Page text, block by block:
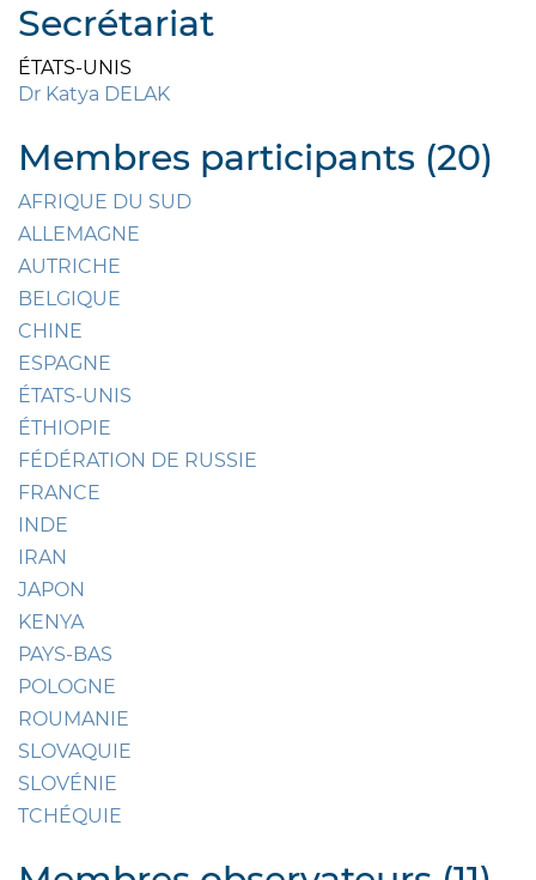
Secrétariat
ÉTATS-UNIS
Dr Katya DELAK
Membres participants (20)
AFRIQUE DU SUD
ALLEMAGNE
AUTRICHE
BELGIQUE
CHINE
ESPAGNE
ÉTATS-UNIS
ÉTHIOPIE
FÉDÉRATION DE RUSSIE
FRANCE
INDE
IRAN
JAPON
KENYA
PAYS-BAS
POLOGNE
ROUMANIE
SLOVAQUIE
SLOVÉNIE
TCHÉQUIE